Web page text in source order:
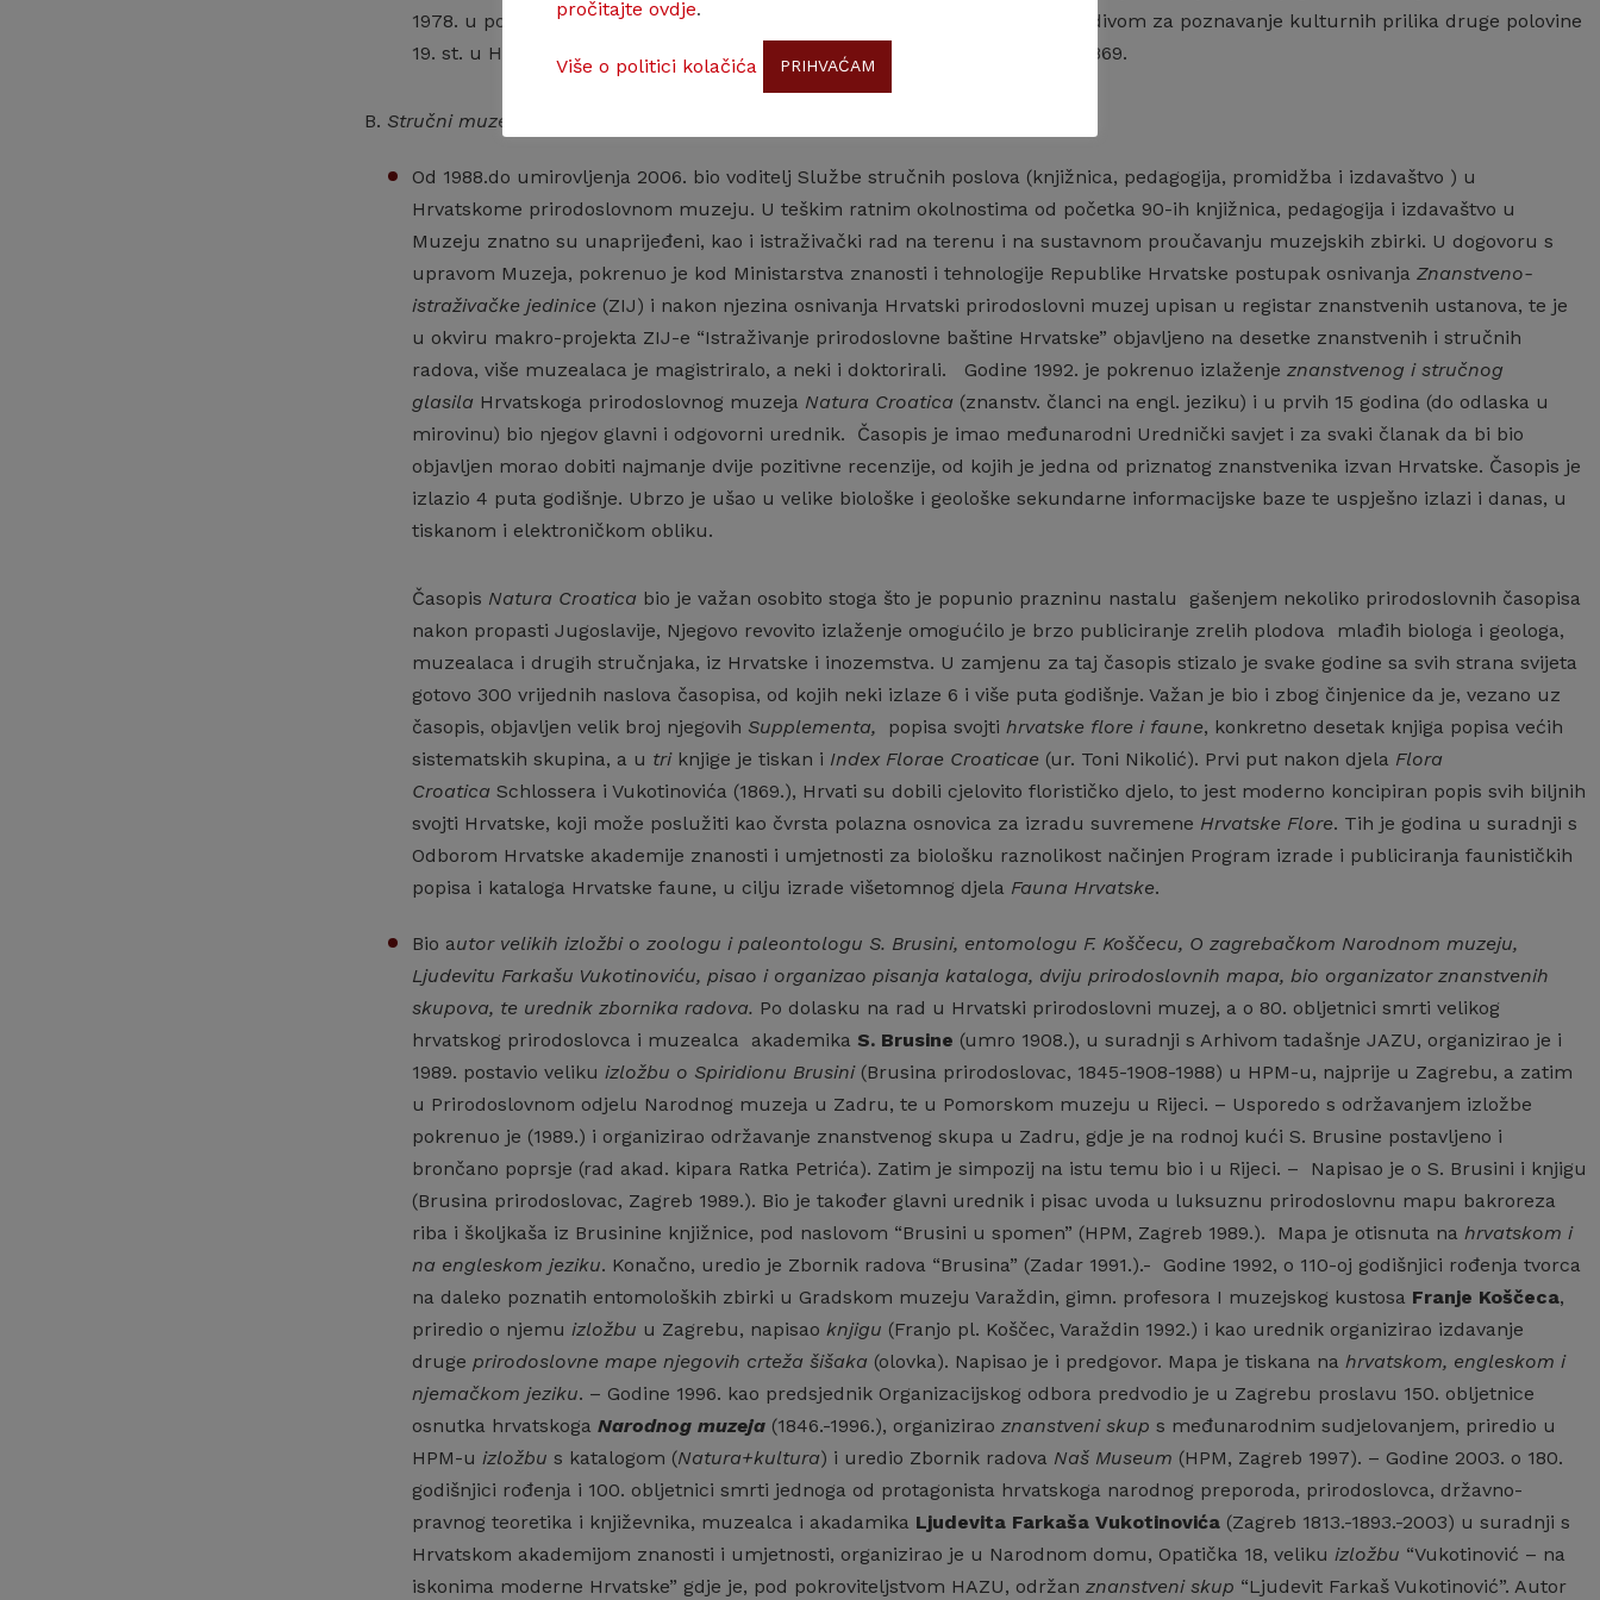
1978. u podrumima HAZU pisana ostavština S. Brusine, s dragocjenim gradivom za poznavanje kulturnih prilika druge polovine
19. st. u Hrvatskoj, među ostalim i Darwinovo pismo Brusini od 8. svibnja 1869.
B. Stručni muzejski rad
Od 1988.do umirovljenja 2006. bio voditelj Službe stručnih poslova (knjižnica, pedagogija, promidžba i izdavaštvo ) u
Hrvatskome prirodoslovnom muzeju. U teškim ratnim okolnostima od početka 90-ih knjižnica, pedagogija i izdavaštvo u
Muzeju znatno su unaprijeđeni, kao i istraživački rad na terenu i na sustavnom proučavanju muzejskih zbirki. U dogovoru s
upravom Muzeja, pokrenuo je kod Ministarstva znanosti i tehnologije Republike Hrvatske postupak osnivanjaZnanstveno-
istraživačke jedinice (ZIJ) i nakon njezina osnivanja Hrvatski prirodoslovni muzej upisan u registar znanstvenih ustanova, te je
u okviru makro-projekta ZIJ-e “Istraživanje prirodoslovne baštine Hrvatske” objavljeno na desetke znanstvenih i stručnih
radova, više muzealaca je magistriralo, a neki i doktorirali. Godine 1992. je pokrenuo izlaženjeznanstvenog i stručnog
glasila Hrvatskoga prirodoslovnog muzeja Natura Croatica (znanstv. članci na engl. jeziku) i u prvih 15 godina (do odlaska u
mirovinu) bio njegov glavni i odgovorni urednik. Časopis je imao međunarodni Urednički savjet i za svaki članak da bi bio
objavljen morao dobiti najmanje dvije pozitivne recenzije, od kojih je jedna od priznatog znanstvenika izvan Hrvatske. Časopis je
izlazio 4 puta godišnje. Ubrzo je ušao u velike biološke i geološke sekundarne informacijske baze te uspješno izlazi i danas, u
tiskanom i elektroničkom obliku.
Časopis Natura Croatica bio je važan osobito stoga što je popunio prazninu nastalu gašenjem nekoliko prirodoslovnih časopisa
nakon propasti Jugoslavije, Njegovo revovito izlaženje omogućilo je brzo publiciranje zrelih plodova mlađih biologa i geologa,
muzealaca i drugih stručnjaka, iz Hrvatske i inozemstva. U zamjenu za taj časopis stizalo je svake godine sa svih strana svijeta
gotovo 300 vrijednih naslova časopisa, od kojih neki izlaze 6 i više puta godišnje. Važan je bio i zbog činjenice da je, vezano uz
časopis, objavljen velik broj njegovih Supplementa, popisa svojti hrvatske flore i faune, konkretno desetak knjiga popisa većih
sistematskih skupina, a u triknjige je tiskan i Index Florae Croaticae (ur. Toni Nikolić). Prvi put nakon djela Flora
Croatica Schlossera i Vukotinovića (1869.), Hrvati su dobili cjelovito florističko djelo, to jest moderno koncipiran popis svih biljnih
svojti Hrvatske, koji može poslužiti kao čvrsta polazna osnovica za izradu suvremene Hrvatske Flore. Tih je godina u suradnji s
Odborom Hrvatske akademije znanosti i umjetnosti za biološku raznolikost načinjen Program izrade i publiciranja faunističkih
popisa i kataloga Hrvatske faune, u cilju izrade višetomnog djela Fauna Hrvatske.
Bio autor velikih izložbi o zoologu i paleontologu S. Brusini, entomologu F. Koščecu, O zagrebačkom Narodnom muzeju,
Ljudevitu Farkašu Vukotinoviću, pisao i organizao pisanja kataloga, dviju prirodoslovnih mapa, bio organizator znanstvenih
skupova, te urednik zbornika radova. Po dolasku na rad u Hrvatski prirodoslovni muzej, a o 80. obljetnici smrti velikog
hrvatskog prirodoslovca i muzealca akademika S. Brusine (umro 1908.), u suradnji s Arhivom tadašnje JAZU, organizirao je i
1989. postavio velikuizložbu o Spiridionu Brusini (Brusina prirodoslovac, 1845-1908-1988) u HPM-u, najprije u Zagrebu, a zatim
u Prirodoslovnom odjelu Narodnog muzeja u Zadru, te u Pomorskom muzeju u Rijeci. – Usporedo s održavanjem izložbe
pokrenuo je (1989.) i organizirao održavanje znanstvenog skupa u Zadru, gdje je na rodnoj kući S. Brusine postavljeno i
brončano poprsje (rad akad. kipara Ratka Petrića). Zatim je simpozij na istu temu bio i u Rijeci. – Napisao je o S. Brusini i knjigu
(Brusina prirodoslovac, Zagreb 1989.). Bio je također glavni urednik i pisac uvoda u luksuznu prirodoslovnu mapu bakroreza
riba i školjkaša iz Brusinine knjižnice, pod naslovom “Brusini u spomen” (HPM, Zagreb 1989.). Mapa je otisnuta nahrvatskom i
na engleskom jeziku. Konačno, uredio je Zbornik radova “Brusina” (Zadar 1991.).- Godine 1992, o 110-oj godišnjici rođenja tvorca
na daleko poznatih entomoloških zbirki u Gradskom muzeju Varaždin, gimn. profesora I muzejskog kustosa Franje Koščeca,
priredio o njemuizložbu u Zagrebu, napisaoknjigu (Franjo pl. Koščec, Varaždin 1992.) i kao urednik organizirao izdavanje
druge prirodoslovne mape njegovih crteža šišaka (olovka). Napisao je i predgovor. Mapa je tiskana nahrvatskom, engleskom i
njemačkom jeziku. – Godine 1996. kao predsjednik Organizacijskog odbora predvodio je u Zagrebu proslavu 150. obljetnice
osnutka hrvatskogaNarodnog muzeja (1846.-1996.), organiziraoznanstveni skup s međunarodnim sudjelovanjem, priredio u
HPM-uizložbu s katalogom (Natura+kultura) i uredio Zbornik radova Naš Museum (HPM, Zagreb 1997). – Godine 2003. o 180.
godišnjici rođenja i 100. obljetnici smrti jednoga od protagonista hrvatskoga narodnog preporoda, prirodoslovca, državno-
pravnog teoretika i književnika, muzealca i akadamika Ljudevita Farkaša Vukotinovića (Zagreb 1813.-1893.-2003) u suradnji s
Hrvatskom akademijom znanosti i umjetnosti, organizirao je u Narodnom domu, Opatička 18, veliku izložbu “Vukotinović – na
iskonima moderne Hrvatske” gdje je, pod pokroviteljstvom HAZU, održanznanstveni skup “Ljudevit Farkaš Vukotinović”. Autor
pročitajte ovdje.
Više o politici kolačića PRIHVAĆAM